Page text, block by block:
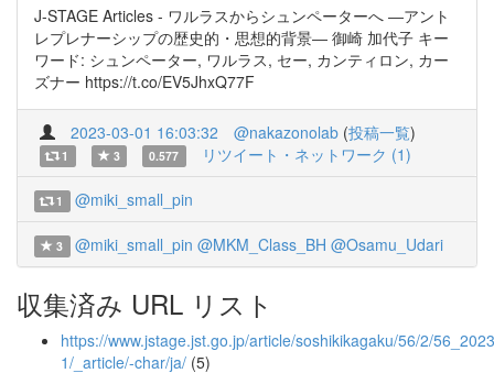
J-STAGE Articles - ワルラスからシュンペーターへ ―アント
レプレナーシップの歴史的・思想的背景― 御崎 加代子 キー
ワード: シュンペーター, ワルラス, セー, カンティロン, カー
ズナー https://t.co/EV5JhxQ77F
2023-03-01 16:03:32 @nakazonolab (投稿一覧)
1 3 0.577 リツイート・ネットワーク (1)
1 @miki_small_pin
3 @miki_small_pin @MKM_Class_BH @Osamu_Udari
収集済み URL リスト
https://www.jstage.jst.go.jp/article/soshikikagaku/56/2/
1/_article/-char/ja/ (5)